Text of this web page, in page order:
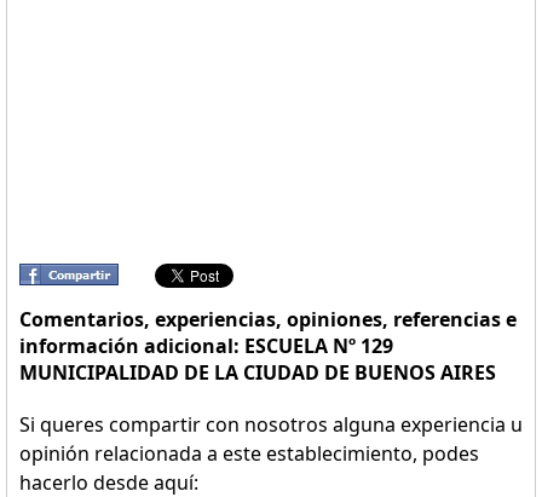
Comentarios, experiencias, opiniones, referencias e
información adicional: ESCUELA Nº 129
MUNICIPALIDAD DE LA CIUDAD DE BUENOS AIRES
Si queres compartir con nosotros alguna experiencia u
opinión relacionada a este establecimiento, podes
hacerlo desde aquí: